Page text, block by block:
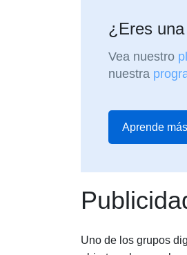
¿Eres
Vea nuestro
nuestra
Aprende más
Uno de los grupos